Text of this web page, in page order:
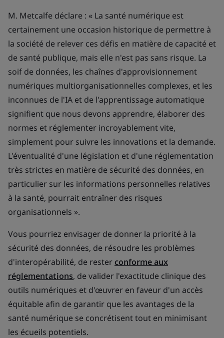
M. Metcalfe déclare : « La santé numérique est
certainement une occasion historique de permettre à
la société de relever ces défis en matière de capacité et
de santé publique, mais elle n'est pas sans risque. La
soif de données, les chaînes d'approvisionnement
numériques multiorganisationnelles complexes, et les
inconnues de l'IA et de l'apprentissage automatique
signifient que nous devons apprendre, élaborer des
normes et réglementer incroyablement vite,
simplement pour suivre les innovations et la demande.
L'éventualité d'une législation et d'une réglementation
très strictes en matière de sécurité des données, en
particulier sur les informations personnelles relatives
à la santé, pourrait entraîner des risques
organisationnels ».
Vous pourriez envisager de donner la priorité à la
sécurité des données, de résoudre les problèmes
d'interopérabilité, de rester conforme aux
réglementations, de valider l'exactitude clinique des
outils numériques et d'œuvrer en faveur d'un accès
équitable afin de garantir que les avantages de la
santé numérique se concrétisent tout en minimisant
les écueils potentiels.